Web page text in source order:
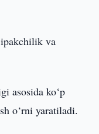
va
asosida ko‘p
o‘rni yaratiladi.